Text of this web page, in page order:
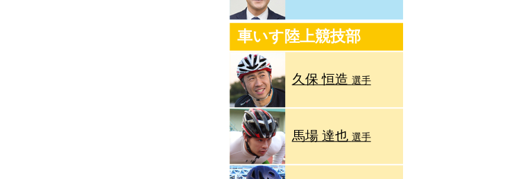
車いす陸上競技部
久保 恒造 選手
馬場 達也 選手